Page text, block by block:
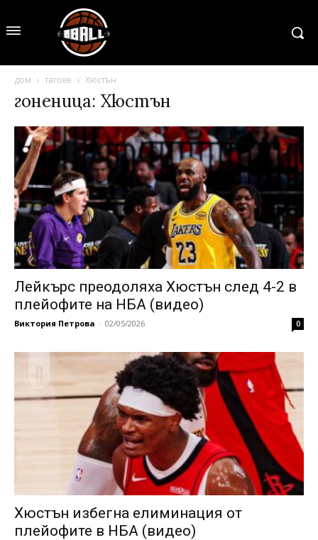
дом тагове Хюстън
гоненица: Хюстън
Лейкърс преодоляха Хюстън след 4-2 в
плейофите на НБА (видео)
Виктория Петрова - 02/05/2026 0
Хюстън избегна елиминация oт
плейофите в НБА (видео)